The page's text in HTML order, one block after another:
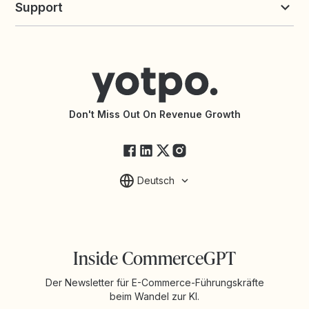
Margenrechner
Shopify Reviews App
Yotpo vs. Okendo
Support
API-Dokumentation
Yotpo-ServicestatusDon't Miss Out On Revenue Growth
Deutsch
Inside CommerceGPT
Der Newsletter für E-Commerce-Führungskräfte
beim Wandel zur KI.